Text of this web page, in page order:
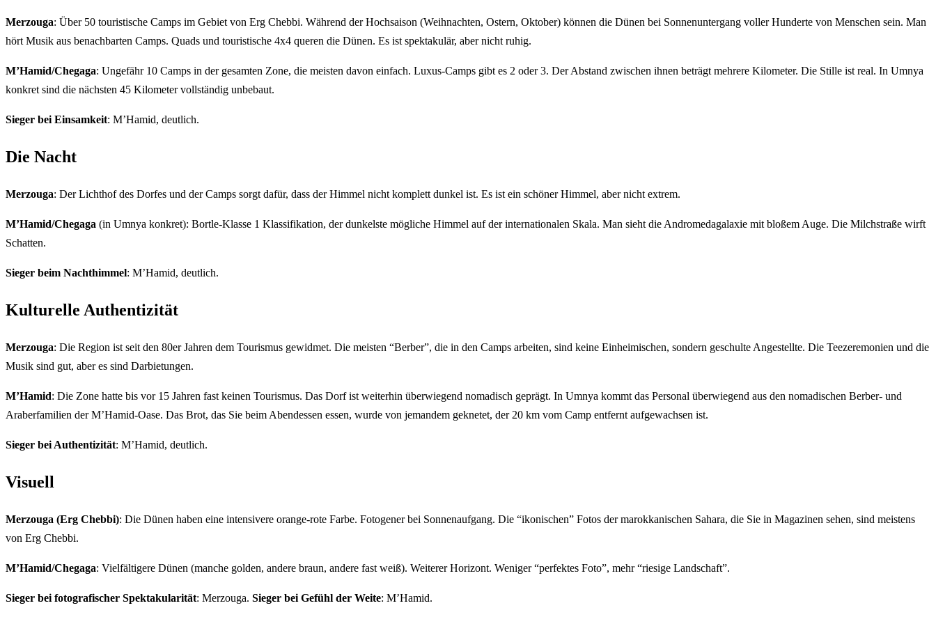
Merzouga: Über 50 touristische Camps im Gebiet von Erg Chebbi. Während der Hochsaison (Weihnachten, Ostern, Oktober) können die Dünen bei Sonnenuntergang voller Hunderte von Menschen sein. Man
hört Musik aus benachbarten Camps. Quads und touristische 4x4 queren die Dünen. Es ist spektakulär, aber nicht ruhig.
M’Hamid/Chegaga: Ungefähr 10 Camps in der gesamten Zone, die meisten davon einfach. Luxus-Camps gibt es 2 oder 3. Der Abstand zwischen ihnen beträgt mehrere Kilometer. Die Stille ist real. In Umnya
konkret sind die nächsten 45 Kilometer vollständig unbebaut.
Sieger bei Einsamkeit: M’Hamid, deutlich.
Die Nacht
Merzouga: Der Lichthof des Dorfes und der Camps sorgt dafür, dass der Himmel nicht komplett dunkel ist. Es ist ein schöner Himmel, aber nicht extrem.
M’Hamid/Chegaga (in Umnya konkret): Bortle-Klasse 1 Klassifikation, der dunkelste mögliche Himmel auf der internationalen Skala. Man sieht die Andromedagalaxie mit bloßem Auge. Die Milchstraße wirft
Schatten.
Sieger beim Nachthimmel: M’Hamid, deutlich.
Kulturelle Authentizität
Merzouga: Die Region ist seit den 80er Jahren dem Tourismus gewidmet. Die meisten “Berber”, die in den Camps arbeiten, sind keine Einheimischen, sondern geschulte Angestellte. Die Teezeremonien und die
Musik sind gut, aber es sind Darbietungen.
M’Hamid: Die Zone hatte bis vor 15 Jahren fast keinen Tourismus. Das Dorf ist weiterhin überwiegend nomadisch geprägt. In Umnya kommt das Personal überwiegend aus den nomadischen Berber- und
Araberfamilien der M’Hamid-Oase. Das Brot, das Sie beim Abendessen essen, wurde von jemandem geknetet, der 20 km vom Camp entfernt aufgewachsen ist.
Sieger bei Authentizität: M’Hamid, deutlich.
Visuell
Merzouga (Erg Chebbi): Die Dünen haben eine intensivere orange-rote Farbe. Fotogener bei Sonnenaufgang. Die “ikonischen” Fotos der marokkanischen Sahara, die Sie in Magazinen sehen, sind meistens
von Erg Chebbi.
M’Hamid/Chegaga: Vielfältigere Dünen (manche golden, andere braun, andere fast weiß). Weiterer Horizont. Weniger “perfektes Foto”, mehr “riesige Landschaft”.
Sieger bei fotografischer Spektakularität: Merzouga. Sieger bei Gefühl der Weite: M’Hamid.